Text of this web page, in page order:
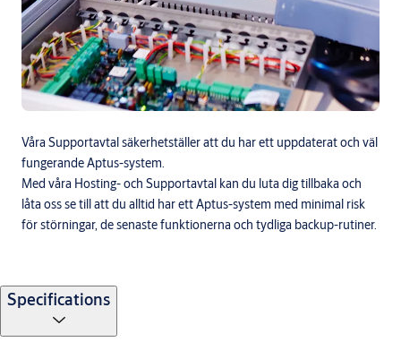
Våra Supportavtal säkerhetställer att du har ett uppdaterat och väl
fungerande Aptus-system.
Med våra Hosting- och Supportavtal kan du luta dig tillbaka och
låta oss se till att du alltid har ett Aptus-system med minimal risk
för störningar, de senaste funktionerna och tydliga backup-rutiner.
Specifications